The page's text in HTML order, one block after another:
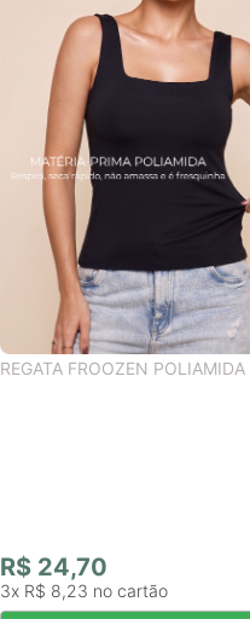
REGATA FROOZEN POLIAMIDA
R$ 24,70
3x R$ 8,23